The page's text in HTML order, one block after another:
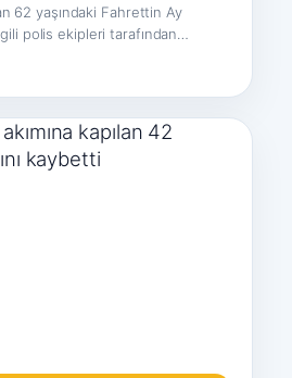
62 yaşındaki Fahrettin Ay
polis ekipleri tarafından…